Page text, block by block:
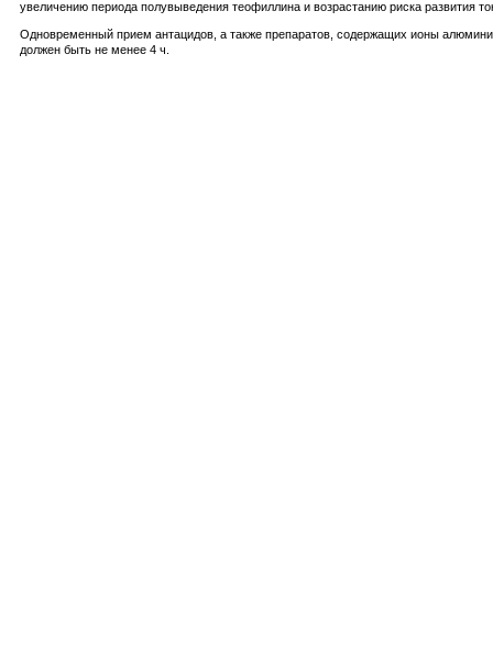
увеличению периода полувыведения теофиллина и возрастанию риска развития
Одновременный прием антацидов, а также препаратов, содержащих ионы
должен быть не менее 4 ч.